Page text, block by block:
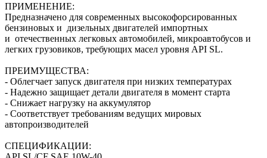
ПРИМЕНЕНИЕ:
Предназначено для современных высокофорсированных
бензиновых и дизельных двигателей импортных
и отечественных легковых автомобилей, микроавтобусов и
легких грузовиков, требующих масел уровня API SL.
ПРЕИМУЩЕСТВА:
- Облегчает запуск двигателя при низких температурах
- Надежно защищает детали двигателя в момент старта
- Снижает нагрузку на аккумулятор
- Соответствует требованиям ведущих мировых
автопроизводителей
СПЕЦИФИКАЦИИ: